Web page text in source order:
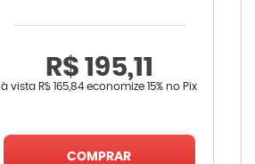
R$ 195,11
à vista R$ 165,84economize15% no Pix
COMPRAR